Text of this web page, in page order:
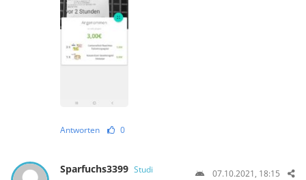
Antworten 0
Sparfuchs3399 Studi 07.10.2021, 18:15